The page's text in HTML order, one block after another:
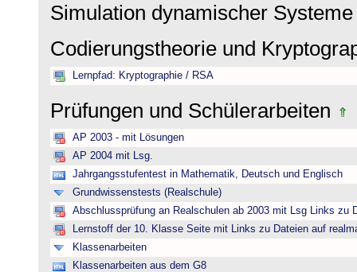
Simulation dynamischer
Codierungstheorie und
Lernpfad: Kryptographie / RSA
Prüfungen und Schülerarbeiten
AP 2003 - mit Lösungen
AP 2004 mit Lsg.
Jahrgangsstufentest in Mathematik, Deutsch und Englisch
Grundwissenstests (Realschule)
Abschlussprüfung an Realschulen ab 2003 mit Lsg Links zu
Lernstoff der 10. Klasse Seite mit Links zu Dateien auf
Klassenarbeiten
Klassenarbeiten aus dem G8